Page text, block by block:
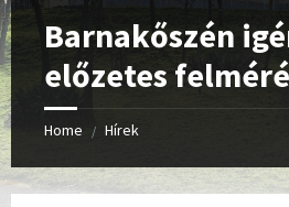
Barnakőszén
előzetes
Home / Hírek